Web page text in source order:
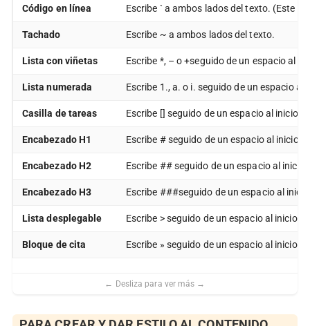
Código en línea Escribe ` a ambos lados del texto. (Este
Tachado Escribe ~ a ambos lados del texto.
Lista con viñetas Escribe *, – o +seguido de un espacio al
Lista numerada Escribe 1., a. o i. seguido de un espacio al
Casilla de tareas Escribe [] seguido de un espacio al inicio
Encabezado H1 Escribe # seguido de un espacio al inicio
Encabezado H2 Escribe ## seguido de un espacio al inicio
Encabezado H3 Escribe ###seguido de un espacio al
Lista desplegable Escribe > seguido de un espacio al inicio
Bloque de cita Escribe » seguido de un espacio al inicio